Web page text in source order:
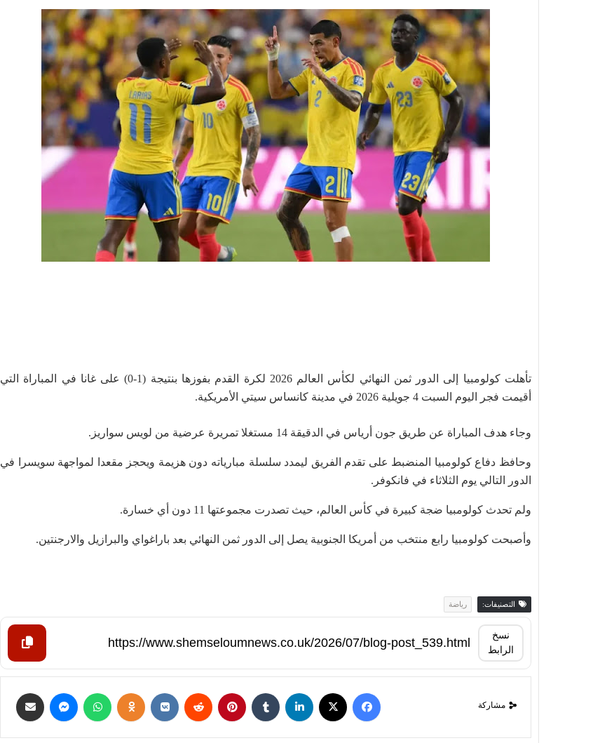
تأهلت كولومبيا إلى الدور ثمن النهائي لكأس العالم 2026 لكرة القدم بفوزها بنتيجة (1-0) على غانا في المباراة التي
أقيمت فجر اليوم السبت 4 جويلية 2026 في مدينة كانساس سيتي الأمريكية.
وجاء هدف المباراة عن طريق جون ​أرياس في الدقيقة 14 مستغلا تمريرة عرضية من لويس سواريز.
وحافظ دفاع كولومبيا ⁠المنضبط على تقدم الفريق ليمدد سلسلة مبارياته دون هزيمة ويحجز مقعدا لمواجهة سويسرا في
الدور التالي يوم الثلاثاء في فانكوفر.
ولم تحدث كولومبيا ضجة كبيرة في كأس ​العالم، حيث تصدرت مجموعتها 11 دون أي خسارة.
وأصبحت كولومبيا رابع منتخب من أمريكا الجنوبية يصل إلى الدور ثمن النهائي بعد باراغواي والبرازيل والارجنتين.
التصنيفات: رياضة
نسخ
الرابط
مشاركة